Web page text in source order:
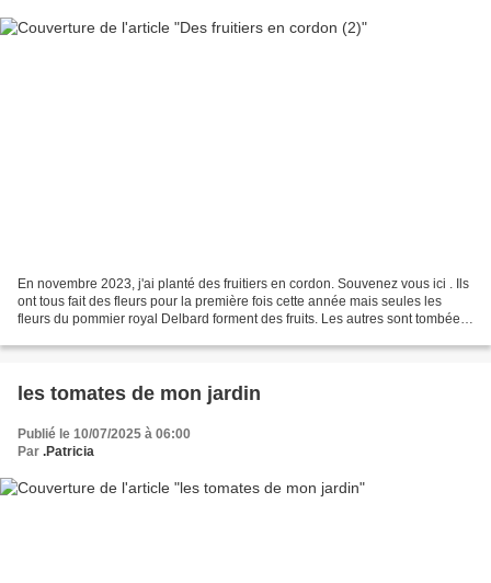
En novembre 2023, j'ai planté des fruitiers en cordon. Souvenez vous ici . Ils
ont tous fait des fleurs pour la première fois cette année mais seules les
fleurs du pommier royal Delbard forment des fruits. Les autres sont tombées.
les tomates de mon jardin
Publié le 10/07/2025 à 06:00
Par .Patricia